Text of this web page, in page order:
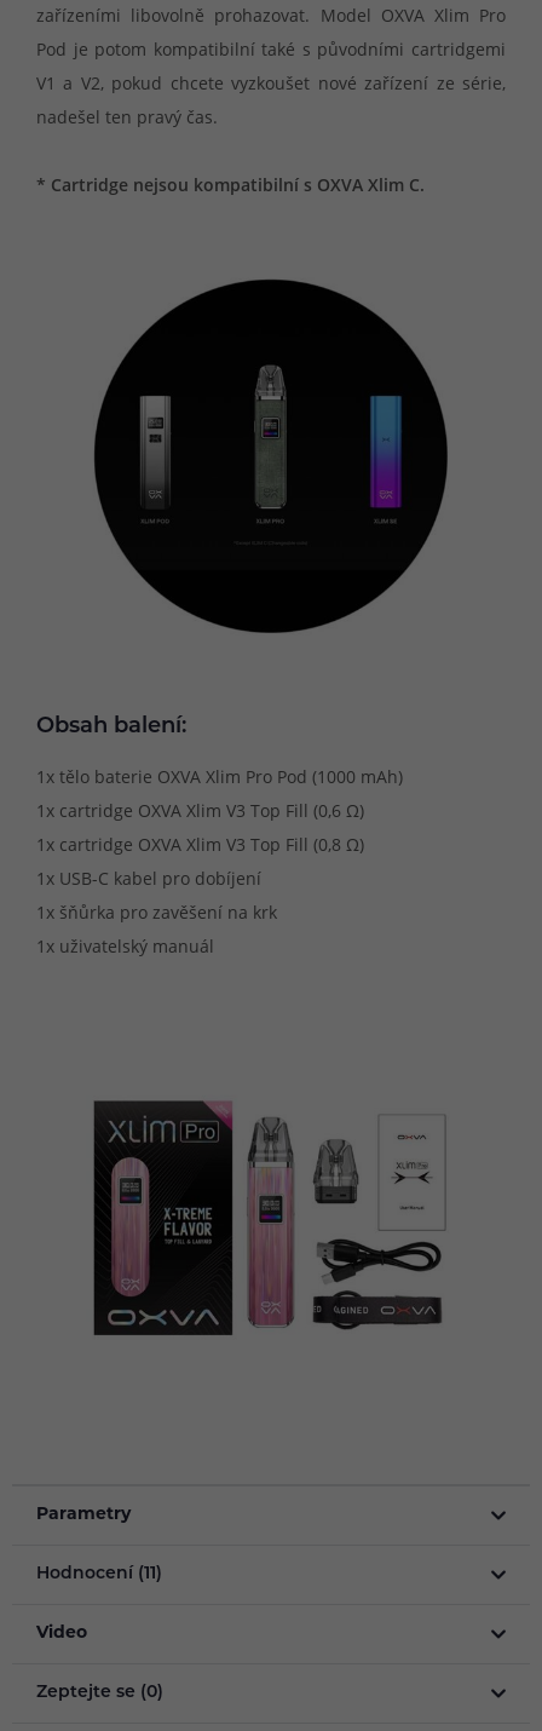
zařízeními libovolně prohazovat. Model OXVA Xlim Pro
Pod je potom kompatibilní také s původními cartridgemi
V1 a V2, pokud chcete vyzkoušet nové zařízení ze série,
nadešel ten pravý čas.
* Cartridge nejsou kompatibilní s OXVA Xlim C.
Obsah balení:
1x tělo baterie OXVA Xlim Pro Pod (1000 mAh)
1x cartridge OXVA Xlim V3 Top Fill (0,6 Ω)
1x cartridge OXVA Xlim V3 Top Fill (0,8 Ω)
1x USB-C kabel pro dobíjení
1x šňůrka pro zavěšení na krk
1x uživatelský manuál
Parametry
Hodnocení (11)
Video
Zeptejte se (0)